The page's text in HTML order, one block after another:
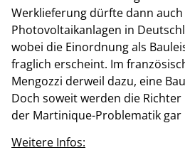
Werklieferung dürfte dann auch
Photovoltaikanlagen in
wobei die Einordnung als
fraglich erscheint. Im
Mengozzi derweil dazu, eine
Doch soweit werden die
der Martinique-Problematik gar
Weitere Infos: